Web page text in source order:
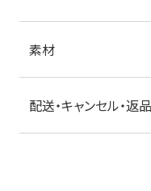
素材
配送・キャンセル・返品